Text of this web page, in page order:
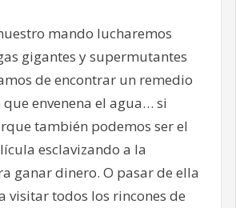
mando lucharemos
gigantes y supermutantes
de encontrar un remedio
envenena el agua… si
también podemos ser el
esclavizando a la
ganar dinero. O pasar de ella
visitar todos los rincones de